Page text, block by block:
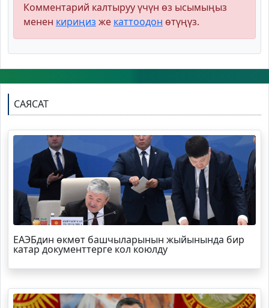
Комментарий калтыруу үчүн өз ысымыңыз
менен кириңиз же каттоодон өтүңүз.
САЯСАТ
ЕАЭБдин өкмөт башчыларынын жыйынында бир
катар документтерге кол коюлду